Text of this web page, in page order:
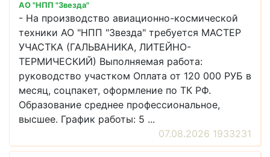
АО "НПП "Звезда"
- На производство авиационно-космической
техники АО "НПП "Звезда" требуется МАСТЕР
УЧАСТКА (ГАЛЬВАНИКА, ЛИТЕЙНО-
ТЕРМИЧЕСКИЙ) Выполняемая работа:
руководство участком Оплата от 120 000 РУБ в
месяц, соцпакет, оформление по ТК РФ.
Образование среднее профессиональное,
высшее. График работы: 5 ...
07.08.2026 1933231